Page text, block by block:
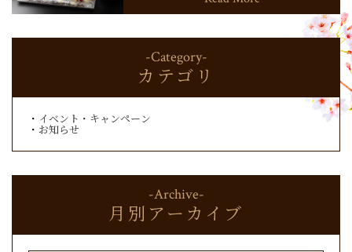
-Category-
カテゴリ
イベント・キャンペーン
お知らせ
-Archive-
月別アーカイブ